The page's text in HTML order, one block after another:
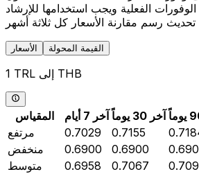
الفعلية ويجب استخدامها للإرشاد
الأسعار القيمة المحولة
1 TRL إلى THB
المقياس آخر 7 أيام آخر 30 يوماً
مرتفع
0.7029 0.7155
منخفض
0.6900 0.6900
متوسط
0.6958 0.7067